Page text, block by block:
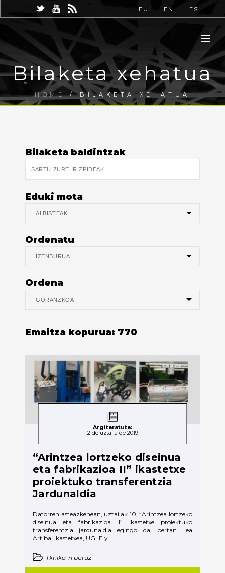
EU EN ES
Bilaketa xehatua
HOME/ BILAKETA XEHATUA
Bilaketa baldintzak
Eduki mota
Ordenatu
Ordena
Emaitza kopurua: 770
Argitaratuta:
2 de uztaila de 2019
“Arintzea lortzeko diseinua
eta fabrikazioa II” ikastetxe
proiektuko transferentzia
Jardunaldia
Datorren asteazkenean, uztailak 10, “Arintzea lortzeko
diseinua eta fabrikazioa II” ikastetxe proiektuko
transferentzia jardunaldia egingo da, bertan Lea
Artibai Ikastetxea, UGLE y ...
Tknika-ri buruz